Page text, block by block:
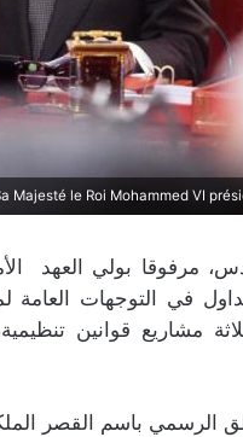
بولي العهد
مشاريع قوانين
الرسمي باسم القصر